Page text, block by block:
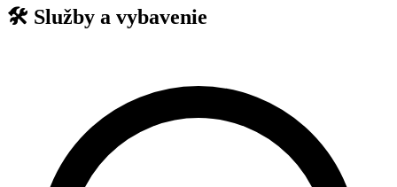
🛠️ Služby a vybavenie